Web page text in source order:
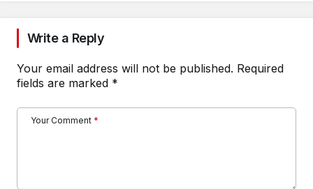
Write a Reply
Your email address will not be published. Required
fields are marked *
Your Comment *